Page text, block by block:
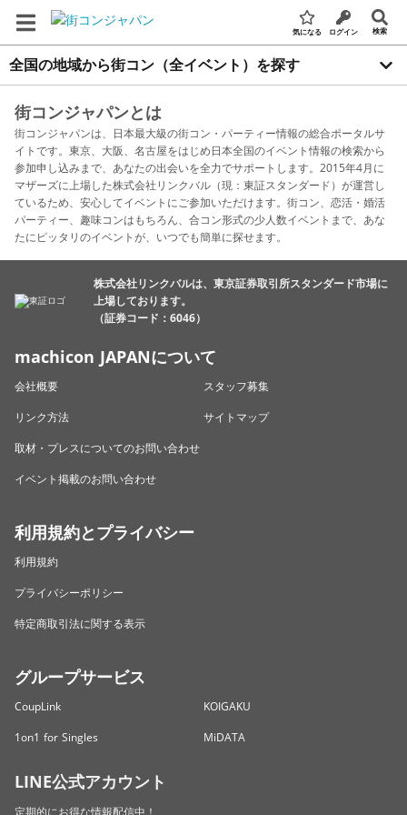
気になる ログイン 検索
全国の地域から街コン（全イベント）を探す
街コンジャパンとは
街コンジャパンは、日本最大級の街コン・パーティー情報の総合ポータルサ
イトです。東京、大阪、名古屋をはじめ日本全国のイベント情報の検索から
参加申し込みまで、あなたの出会いを全力でサポートします。2015年4月に
マザーズに上場した株式会社リンクバル（現：東証スタンダード）が運営し
ているため、安心してイベントにご参加いただけます。街コン、恋活・婚活
パーティー、趣味コンはもちろん、合コン形式の少人数イベントまで、あな
たにピッタリのイベントが、いつでも簡単に探せます。
株式会社リンクバルは、東京証券取引所スタンダード市場に
上場しております。
（証券コード：6046）
machicon JAPANについて
会社概要
スタッフ募集
リンク方法
サイトマップ
取材・プレスについてのお問い合わせ
イベント掲載のお問い合わせ
利用規約とプライバシー
利用規約
プライバシーポリシー
特定商取引法に関する表示
グループサービス
CoupLink
KOIGAKU
1on1 for Singles
MiDATA
LINE公式アカウント
定期的にお得な情報配信中！